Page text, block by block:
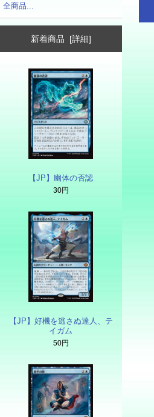
全商品...
新着商品 [詳細]
【JP】幽体の否認
30円
【JP】好機を逃さぬ達人、テ
イガム
50円